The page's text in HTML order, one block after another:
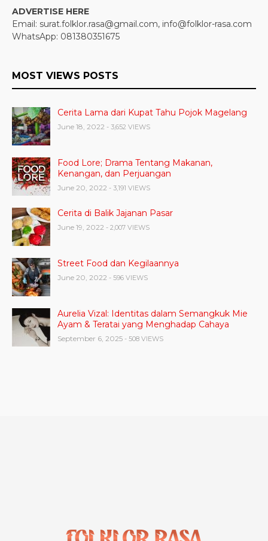
ADVERTISE HERE
Email: surat.folklor.rasa@gmail.com, info@folklor-rasa.com
WhatsApp: 081380351675
MOST VIEWS POSTS
Cerita Lama dari Kupat Tahu Pojok Magelang
June 18, 2022 - 3,652 VIEWS
Food Lore; Drama Tentang Makanan,
Kenangan, dan Perjuangan
June 20, 2022 - 3,191 VIEWS
Cerita di Balik Jajanan Pasar
June 19, 2022 - 2,007 VIEWS
Street Food dan Kegilaannya
June 20, 2022 - 596 VIEWS
Aurelia Vizal: Identitas dalam Semangkuk Mie
Ayam & Teratai yang Menghadap Cahaya
September 6, 2025 - 508 VIEWS